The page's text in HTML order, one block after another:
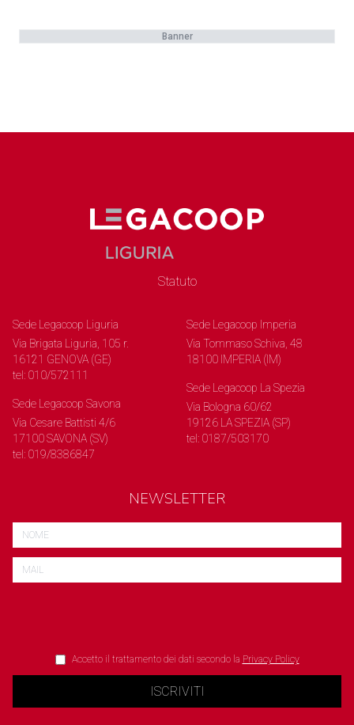
Banner
Statuto
Sede Legacoop Liguria
Via Brigata Liguria, 105 r.
16121 GENOVA (GE)
tel: 010/572111
Sede Legacoop Savona
Via Cesare Battisti 4/6
17100 SAVONA (SV)
tel: 019/8386847
Sede Legacoop Imperia
Via Tommaso Schiva, 48
18100 IMPERIA (IM)
Sede Legacoop La Spezia
Via Bologna 60/62
19126 LA SPEZIA (SP)
tel: 0187/503170
NEWSLETTER
Accetto il trattamento dei dati secondo la Privacy Policy
ISCRIVITI